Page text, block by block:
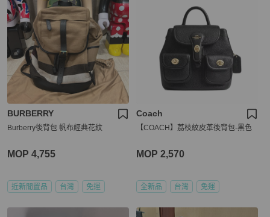
BURBERRY
Burberry後背包 帆布經典花紋
MOP 4,755
近新閒置品 台灣 免運
Coach
【COACH】荔枝紋皮革後背包-黑色
MOP 2,570
全新品 台灣 免運